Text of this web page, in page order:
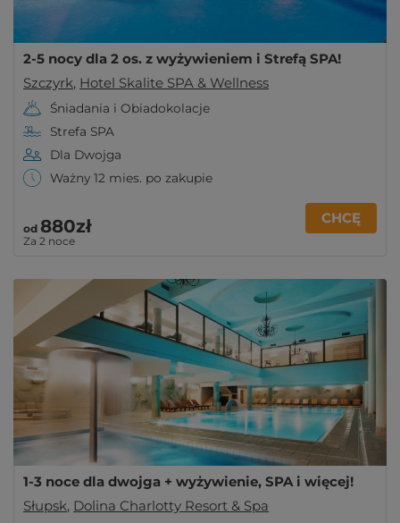
2-5 nocy dla 2 os. z wyżywieniem i Strefą SPA!
Szczyrk, Hotel Skalite SPA & Wellness
Śniadania i Obiadokolacje
Strefa SPA
Dla Dwojga
Ważny 12 mies. po zakupie
od 880zł
Za 2 noce
CHCĘ
1-3 noce dla dwojga + wyżywienie, SPA i więcej!
Słupsk, Dolina Charlotty Resort & Spa